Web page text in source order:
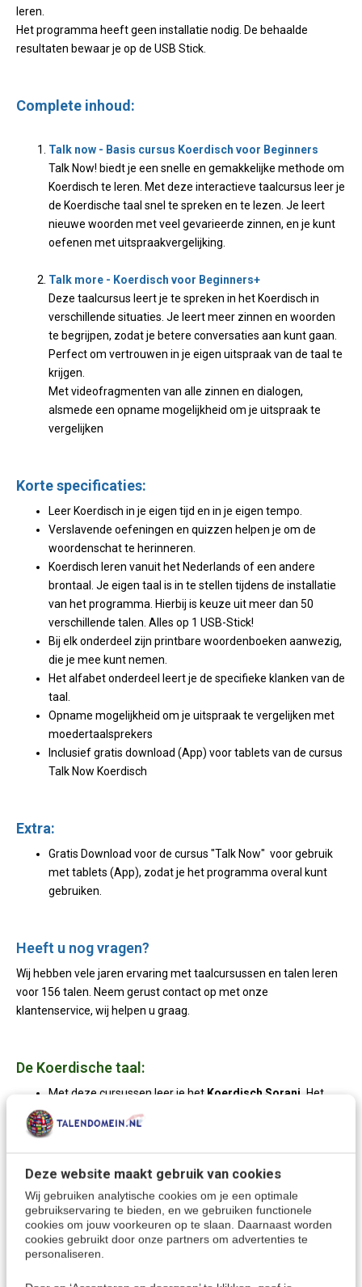
Deze website maakt gebruik van cookies
Wij gebruiken analytische cookies om je een optimale
gebruikservaring te bieden, en we gebruiken functionele
cookies om jouw voorkeuren op te slaan. Daarnaast worden
cookies gebruikt door onze partners om advertenties te
personaliseren.
leren.
Het programma heeft geen installatie nodig. De behaalde
resultaten bewaar je op de USB Stick.
Complete inhoud:
Talk now - Basis cursus Koerdisch voor Beginners
Talk Now! biedt je een snelle en gemakkelijke methode om
Koerdisch te leren. Met deze interactieve taalcursus leer je
de Koerdische taal snel te spreken en te lezen. Je leert
nieuwe woorden met veel gevarieerde zinnen, en je kunt
oefenen met uitspraakvergelijking.
Talk more - Koerdisch voor Beginners+
Deze taalcursus leert je te spreken in het Koerdisch in
verschillende situaties. Je leert meer zinnen en woorden
te begrijpen, zodat je betere conversaties aan kunt gaan.
Perfect om vertrouwen in je eigen uitspraak van de taal te
krijgen.
Met videofragmenten van alle zinnen en dialogen,
alsmede een opname mogelijkheid om je uitspraak te
vergelijken
Korte specificaties:
Leer Koerdisch in je eigen tijd en in je eigen tempo.
Verslavende oefeningen en quizzen helpen je om de
woordenschat te herinneren.
Koerdisch leren vanuit het Nederlands of een andere
brontaal. Je eigen taal is in te stellen tijdens de installatie
van het programma. Hierbij is keuze uit meer dan 50
verschillende talen. Alles op 1 USB-Stick!
Bij elk onderdeel zijn printbare woordenboeken aanwezig,
die je mee kunt nemen.
Het alfabet onderdeel leert je de specifieke klanken van de
taal.
Opname mogelijkheid om je uitspraak te vergelijken met
moedertaalsprekers
Inclusief gratis download (App) voor tablets van de cursus
Talk Now Koerdisch
Extra:
Gratis Download voor de cursus "Talk Now" voor gebruik
met tablets (App), zodat je het programma overal kunt
gebruiken.
Heeft u nog vragen?
Wij hebben vele jaren ervaring met taalcursussen en talen leren
voor 156 talen. Neem gerust contact op met onze
klantenservice, wij helpen u graag.
De Koerdische taal:
Met deze cursussen leer je het Koerdisch Sorani. Het
Koerdisch Sorani wordt in
officiële taal is, en ook in delen van West-Iran.
Koerdisch
Een andere variant van de Koerdische taal is:
Kurmanji
(Turkije)
Meer keuzes: